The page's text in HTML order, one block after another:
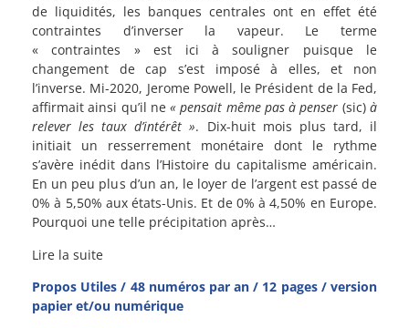
de liquidités, les banques centrales ont en effet été
contraintes d’inverser la vapeur. Le terme
« contraintes » est ici à souligner puisque le
changement de cap s’est imposé à elles, et non
l’inverse. Mi-2020, Jerome Powell, le Président de la Fed,
affirmait ainsi qu’il ne« pensait même pas à penser (sic)à
relever les taux d’intérêt ». Dix-huit mois plus tard, il
initiait un resserrement monétaire dont le rythme
s’avère inédit dans l’Histoire du capitalisme américain.
En un peu plus d’un an, le loyer de l’argent est passé de
0% à 5,50% aux états-Unis. Et de 0% à 4,50% en Europe.
Pourquoi une telle précipitation après…
Lire la suite
Propos Utiles / 48 numéros par an / 12 pages / version
papier et/ou numérique